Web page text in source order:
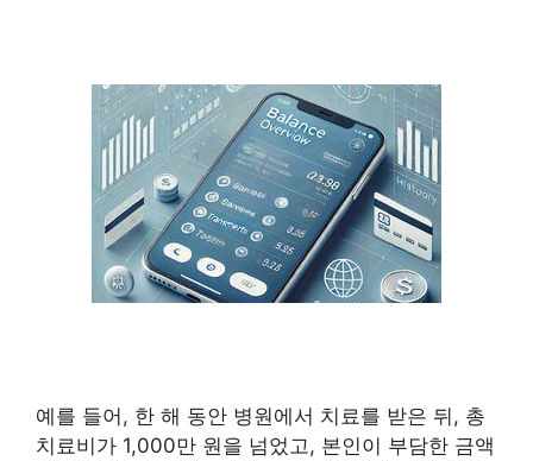
예를 들어, 한 해 동안 병원에서 치료를 받은 뒤, 총
치료비가 1,000만 원을 넘었고, 본인이 부담한 금액